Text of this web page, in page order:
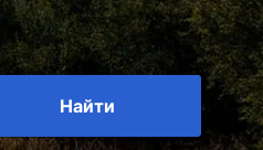
Найти